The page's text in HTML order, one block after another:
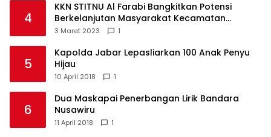
4
KKN STITNU Al Farabi Bangkitkan Potensi
Berkelanjutan Masyarakat Kecamatan
Langkaplancar
3 Maret 2023 1
5
Kapolda Jabar Lepasliarkan 100 Anak Penyu
Hijau
10 April 2018 1
6
Dua Maskapai Penerbangan Lirik Bandara
Nusawiru
11 April 2018 1